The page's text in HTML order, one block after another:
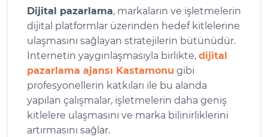
Dijital pazarlama, markaların ve işletmelerin
dijital platformlar üzerinden hedef kitlelerine
ulaşmasını sağlayan stratejilerin bütünüdür.
İnternetin yaygınlaşmasıyla birlikte, dijital
pazarlama ajansı Kastamonu gibi
profesyonellerin katkıları ile bu alanda
yapılan çalışmalar, işletmelerin daha geniş
kitlelere ulaşmasını ve marka bilinirliklerini
artırmasını sağlar.